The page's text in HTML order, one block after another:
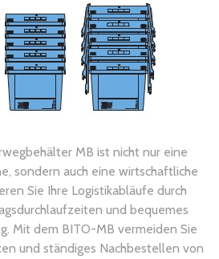
MB ist nicht nur eine
sondern auch eine wirtschaftliche
Sie Ihre Logistikabläufe durch
und bequemes
Mit dem BITO-MB vermeiden Sie
und ständiges Nachbestellen von